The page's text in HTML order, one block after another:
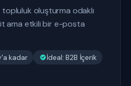
topluluk oluşturma odaklı
ama etkili bir e-posta
kadar İdeal: B2B İçerik